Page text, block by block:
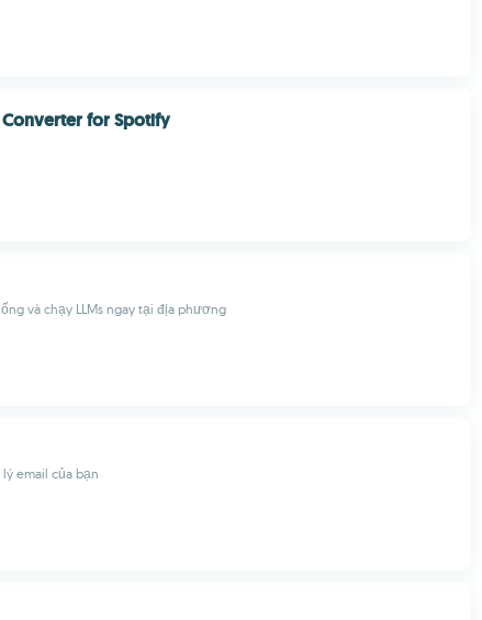
for Spotify
và chạy LLMs ngay tại địa phương
email của bạn